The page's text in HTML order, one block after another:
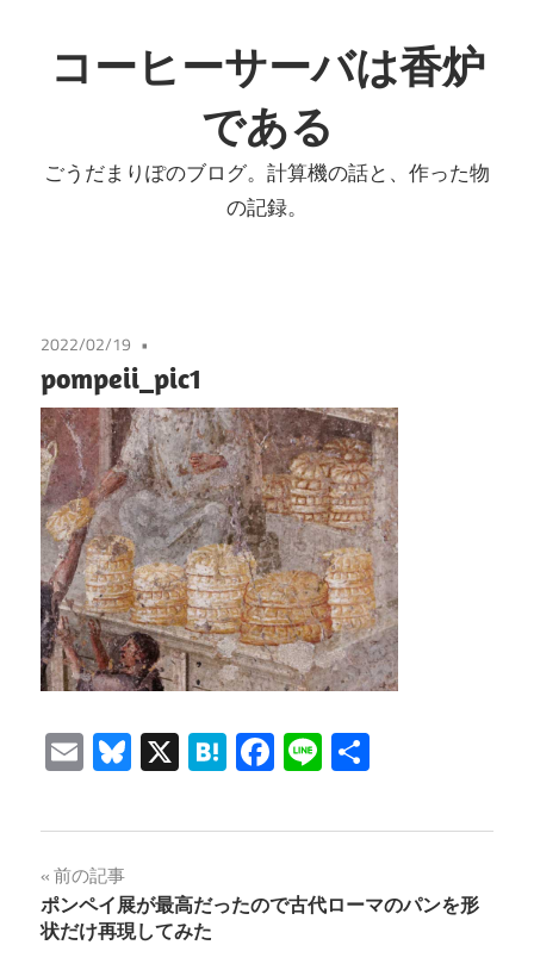
ン
テ
へ
コーヒーサーバは香炉
である
ごうだまりぽのブログ。計算機の話と、作った物
の記録。
2022/02/19
pompeii_pic1
EmailBluesky
X Hatena
Facebook
Line
投
稿
前の記事
ポンペイ展が最高だったので古代ローマのパンを形
状だけ再現してみた